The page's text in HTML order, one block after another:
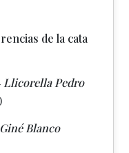
de la cata
Llicorella Pedro
Blanco